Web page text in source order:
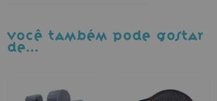
VOCÊ TAMBÉM PODE GOSTAR
DE…